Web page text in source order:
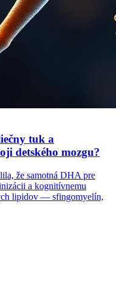
tuk a
detského mozgu?
že samotná DHA pre
a kognitívnemu
lipidov — sfingomyelín,